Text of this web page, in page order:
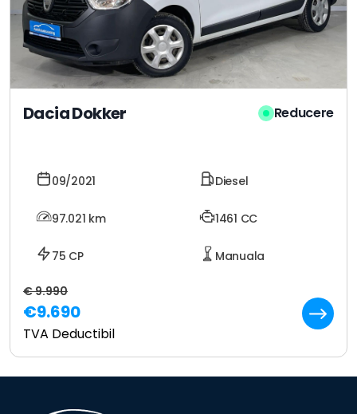
Dacia Dokker Reducere
09/2021 Diesel
97.021 km 1461 CC
75 CP Manuala
€ 9.990
€9.690
TVA Deductibil